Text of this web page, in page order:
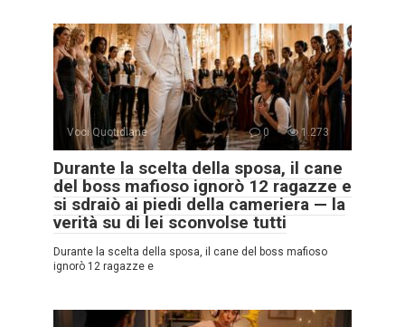
Voci Quotidiane 0 1.273
Durante la scelta della sposa, il cane
del boss mafioso ignorò 12 ragazze e
si sdraiò ai piedi della cameriera — la
verità su di lei sconvolse tutti
Durante la scelta della sposa, il cane del boss mafioso
ignorò 12 ragazze e